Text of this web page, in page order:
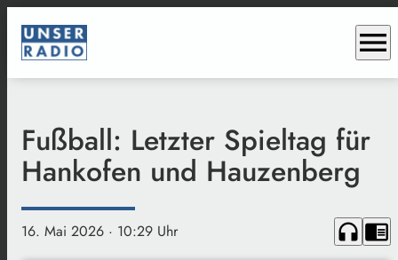
menu
Fußball: Letzter Spieltag für
Hankofen und Hauzenberg
16. Mai 2026 · 10:29 Uhr headphones chrome_reader_mode